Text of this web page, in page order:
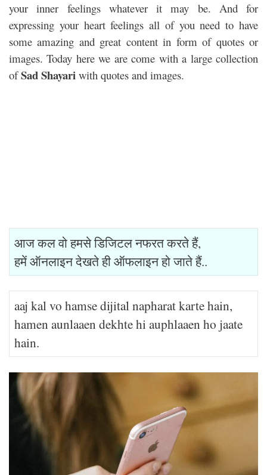
your inner feelings whatever it may be. And for
expressing your heart feelings all of you need to have
some amazing and great content in form of quotes or
images. Today here we are come with a large collection
ofSad Shayari with quotes and images.
आज कल वो हमसे डिजिटल नफरत करते हैं,
हमें ऑनलाइन देखते ही ऑफलाइन हो जाते हैं..
aaj kal vo hamse dijital napharat karte hain,
hamen aunlaaen dekhte hi auphlaaen ho jaate
hain.